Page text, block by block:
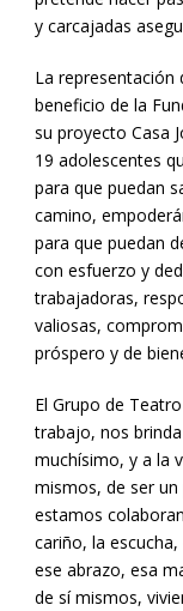
y carcajadas
La representación
beneficio de la
su proyecto Casa
19 adolescentes
para que puedan
camino,
para que puedan
con esfuerzo y
trabajadoras,
valiosas,
próspero y de
El Grupo de
trabajo, nos
muchísimo, y a la
mismos, de ser
estamos
cariño, la
ese abrazo, esa
de sí mismos,